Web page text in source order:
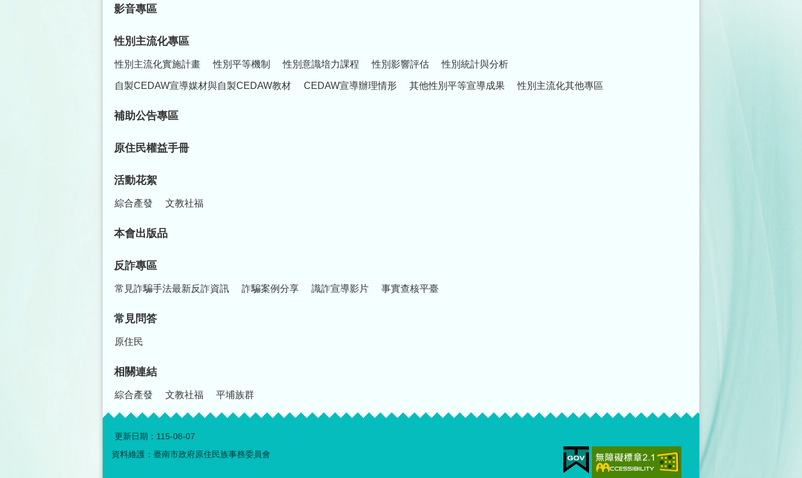
影音專區
性別主流化專區
性別主流化實施計畫 性別平等機制 性別意識培力課程 性別影響評估 性別統計與分析
自製CEDAW宣導媒材與自製CEDAW教材 CEDAW宣導辦理情形 其他性別平等宣導成果 性別主流化其他專區
補助公告專區
原住民權益手冊
活動花絮
綜合產發 文教社福
本會出版品
反詐專區
常見詐騙手法最新反詐資訊 詐騙案例分享 識詐宣導影片 事實查核平臺
常見問答
原住民
相關連結
綜合產發 文教社福 平埔族群
更新日期： 115-08-07
資料維護：臺南市政府原住民族事務委員會